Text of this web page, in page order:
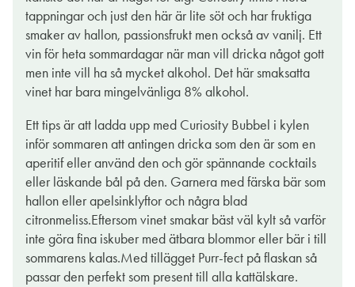
tappningar och just den här är lite söt och har fruktiga
smaker av hallon, passionsfrukt men också av vanilj. Ett
vin för heta sommardagar när man vill dricka något gott
men inte vill ha så mycket alkohol. Det här smaksatta
vinet har bara mingelvänliga 8% alkohol.
Ett tips är att ladda upp med Curiosity Bubbel i kylen
inför sommaren att antingen dricka som den är som en
aperitif eller använd den och gör spännande cocktails
eller läskande bål på den. Garnera med färska bär som
hallon eller apelsinklyftor och några blad
citronmeliss.Eftersom vinet smakar bäst väl kylt så varför
inte göra fina iskuber med ätbara blommor eller bär i till
sommarens kalas.Med tillägget Purr-fect på flaskan så
passar den perfekt som present till alla kattälskare.
liten antydan till rabarber, blodgrape och i avslutet
passionsfrukt. Okomplicerat, fruktigt, vackert hallonrosa och
mousserande. Skål!
03 apr. 2025